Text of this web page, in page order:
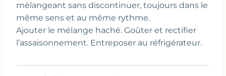
mélangeant sans discontinuer, toujours dans le
même sens et au même rythme.
Ajouter le mélange haché. Goûter et rectifier
l’assaisonnement. Entreposer au réfrigérateur.